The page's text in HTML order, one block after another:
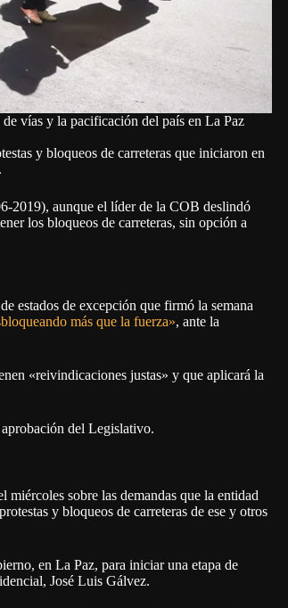
vías y la pacificación del país en La Paz
y bloqueos de carreteras que iniciaron en
2019), aunque el líder de la COB deslindó
los bloqueos de carreteras, sin opción a
estados de excepción que firmó la semana
más que la fuerza», ante la
«reivindicaciones justas» y que aplicará la
aprobación del Legislativo.
sobre las demandas que la entidad
y bloqueos de carreteras de ese y otros
en La Paz, para iniciar una etapa de
José Luis Gálvez.